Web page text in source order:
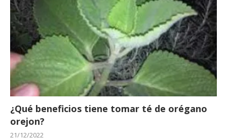
¿Qué beneficios tiene tomar té de orégano
orejon?
21/12/2022